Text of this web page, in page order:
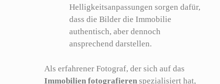
Helligkeitsanpassungen sorgen dafür,
dass die Bilder die Immobilie
authentisch, aber dennoch
ansprechend darstellen.
Als erfahrener Fotograf, der sich auf das
Immobilien fotografieren spezialisiert hat,